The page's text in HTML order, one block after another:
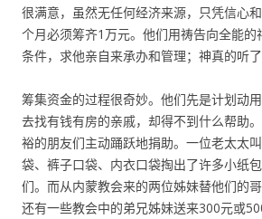
很满意，虽然无任何经济来源，只凭信
个月必须筹齐1万元。他们用祷告向全能
条件，求他亲自来承办和管理；神真的听了
筹集资金的过程很奇妙。他们先是计划动
去找有钱有房的亲戚，却得不到什么帮助
裕的朋友们主动踊跃地捐助。一位老太太
袋、裤子口袋、内衣口袋掏出了许多小纸
们。而从内蒙教会来的两位姊妹替他们的
还有一些教会中的弟兄姊妹送来300元或